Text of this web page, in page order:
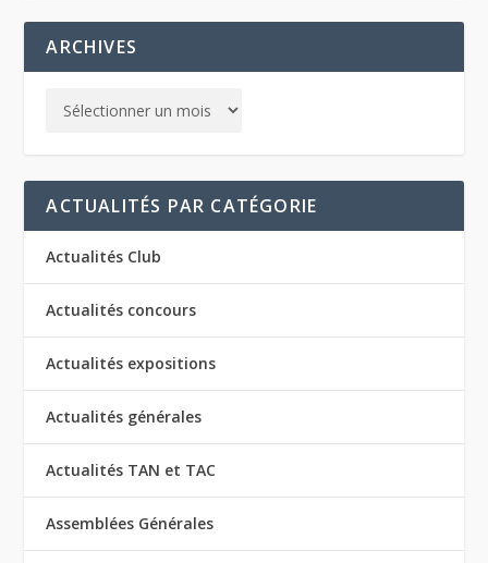
ARCHIVES
ACTUALITÉS PAR CATÉGORIE
Actualités Club
Actualités concours
Actualités expositions
Actualités générales
Actualités TAN et TAC
Assemblées Générales